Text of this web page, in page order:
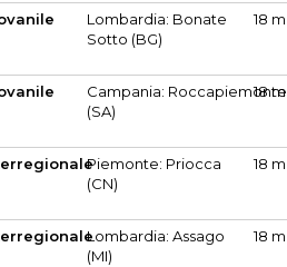
Lombardia: Bonate
Sotto (BG)
18 m
Campania: Roccapiemonte
(SA)
18 m
Piemonte: Priocca
(CN)
18 m
Lombardia: Assago
(MI)
18 m